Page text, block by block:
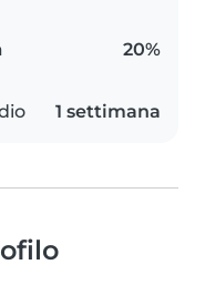
20%
1 settimana